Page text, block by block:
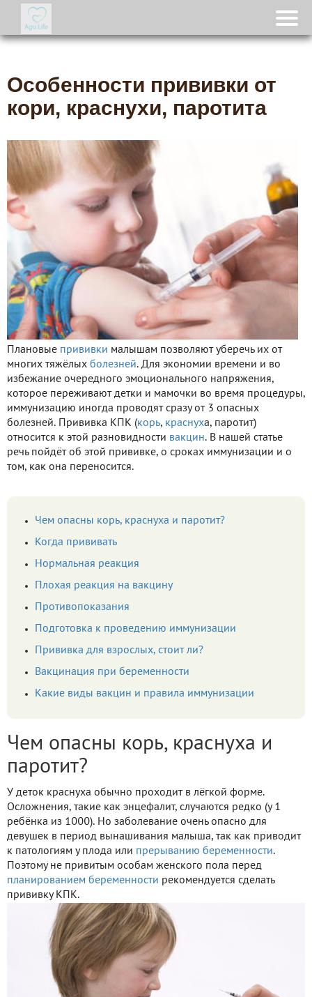
Особенности прививки от
кори, краснухи, паротита
Плановые прививки малышам позволяют уберечь их от
многих тяжёлых болезней. Для экономии времени и во
избежание очередного эмоционального напряжения,
которое переживают детки и мамочки во время процедуры,
иммунизацию иногда проводят сразу от 3 опасных
болезней. Прививка КПК (корь, краснуха, паротит)
относится к этой разновидности вакцин. В нашей статье
речь пойдёт об этой прививке, о сроках иммунизации и о
том, как она переносится.
Чем опасны корь, краснуха и паротит?
Когда прививать
Нормальная реакция
Плохая реакция на вакцину
Противопоказания
Подготовка к проведению иммунизации
Прививка для взрослых, стоит ли?
Вакцинация при беременности
Какие виды вакцин и правила иммунизации
Чем опасны корь, краснуха и
паротит?
У деток краснуха обычно проходит в лёгкой форме.
Осложнения, такие как энцефалит, случаются редко (у 1
ребёнка из 1000). Но заболевание очень опасно для
девушек в период вынашивания малыша, так как приводит
к патологиям у плода или прерыванию беременности.
Поэтому не привитым особам женского пола перед
планированием беременности рекомендуется сделать
прививку КПК.